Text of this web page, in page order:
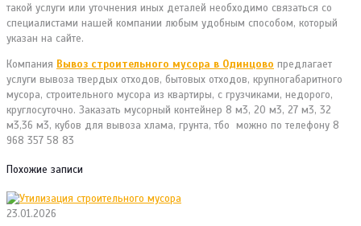
такой услуги или уточнения иных деталей необходимо связаться со
специалистами нашей компании любым удобным способом, который
указан на сайте.
Компания Вывоз строительного мусора в Одинцово предлагает
услуги вывоза твердых отходов, бытовых отходов, крупногабаритного
мусора, строительного мусора из квартиры, с грузчиками, недорого,
круглосуточно. Заказать мусорный контейнер 8 м3, 20 м3, 27 м3, 32
м3,36 м3, кубов для вывоза хлама, грунта, тбо можно по телефону 8
968 357 58 83
Похожие записи
23.01.2026